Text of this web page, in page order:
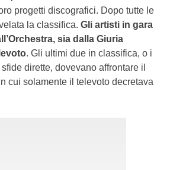
progetti discografici. Dopo tutte le
la classifica. Gli artisti in gara
sia dalla Giuria
. Gli ultimi due in classifica, o i
dirette, dovevano affrontare il
cui solamente il televoto decretava